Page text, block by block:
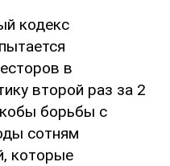
кодекс
в
второй раз за 2
борьбы с
сотням
которые